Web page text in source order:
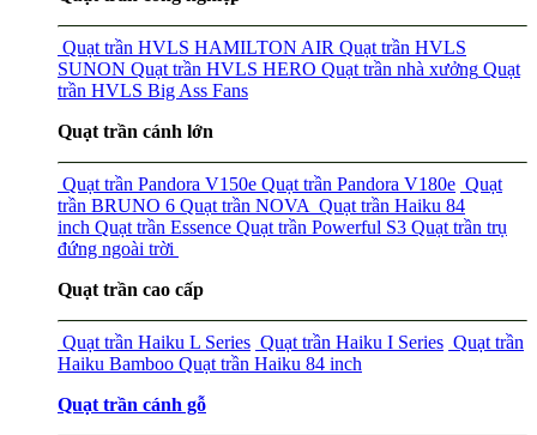
Quạt trần HVLS HAMILTON AIR Quạt trần HVLS
SUNON Quạt trần HVLS HERO Quạt trần nhà xưởng Quạt
trần HVLS Big Ass Fans
Quạt trần cánh lớn
Quạt trần Pandora V150e Quạt trần Pandora V180e Quạt
trần BRUNO 6 Quạt trần NOVA Quạt trần Haiku 84
inch Quạt trần Essence Quạt trần Powerful S3 Quạt trần trụ
đứng ngoài trời
Quạt trần cao cấp
Quạt trần Haiku L Series Quạt trần Haiku I Series Quạt trần
Haiku Bamboo Quạt trần Haiku 84 inch
Quạt trần cánh gỗ